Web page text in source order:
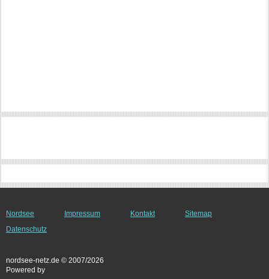
Nordsee Impressum Kontakt
Sitemap
Datenschutz
nordsee-netz.de © 2007/2026
Powered by